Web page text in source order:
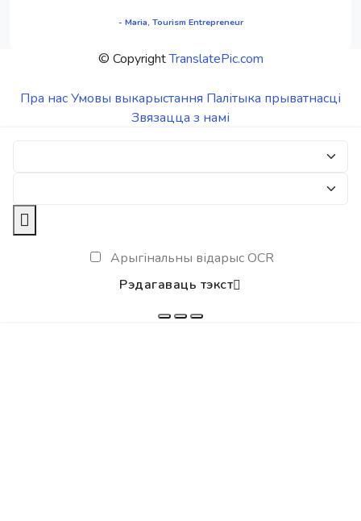
- Maria, Tourism Entrepreneur
© CopyrightTranslatePic.com
Пра насУмовы выкарыстання Палітыка прыватнасці
Звязацца з намі
Арыгінальны відарыс OCR
Рэдагаваць тэкст